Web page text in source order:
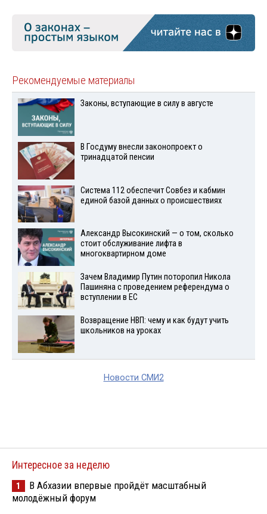
Рекомендуемые материалы
Законы, вступающие в силу в августе
В Госдуму внесли законопроект о
тринадцатой пенсии
Система 112 обеспечит Совбез и кабмин
единой базой данных о происшествиях
Александр Высокинский — о том, сколько
стоит обслуживание лифта в
многоквартирном доме
Зачем Владимир Путин поторопил Никола
Пашиняна с проведением референдума о
вступлении в ЕС
Возвращение НВП: чему и как будут учить
школьников на уроках
Новости СМИ2
Интересное за неделю
1
В Абхазии впервые пройдёт масштабный
молодёжный форум